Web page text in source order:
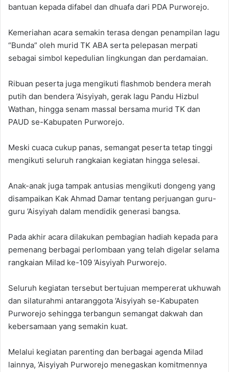
bantuan kepada difabel dan dhuafa dari PDA Purworejo.
Kemeriahan acara semakin terasa dengan penampilan lagu
“Bunda” oleh murid TK ABA serta pelepasan merpati
sebagai simbol kepedulian lingkungan dan perdamaian.
Ribuan peserta juga mengikuti flashmob bendera merah
putih dan bendera ’Aisyiyah, gerak lagu Pandu Hizbul
Wathan, hingga senam massal bersama murid TK dan
PAUD se-Kabupaten Purworejo.
Meski cuaca cukup panas, semangat peserta tetap tinggi
mengikuti seluruh rangkaian kegiatan hingga selesai.
Anak-anak juga tampak antusias mengikuti dongeng yang
disampaikan Kak Ahmad Damar tentang perjuangan guru-
guru ’Aisyiyah dalam mendidik generasi bangsa.
Pada akhir acara dilakukan pembagian hadiah kepada para
pemenang berbagai perlombaan yang telah digelar selama
rangkaian Milad ke-109 ’Aisyiyah Purworejo.
Seluruh kegiatan tersebut bertujuan mempererat ukhuwah
dan silaturahmi antaranggota ’Aisyiyah se-Kabupaten
Purworejo sehingga terbangun semangat dakwah dan
kebersamaan yang semakin kuat.
Melalui kegiatan parenting dan berbagai agenda Milad
lainnya, ’Aisyiyah Purworejo menegaskan komitmennya